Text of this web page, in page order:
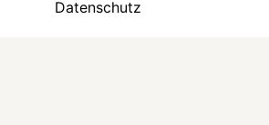
Datenschutz